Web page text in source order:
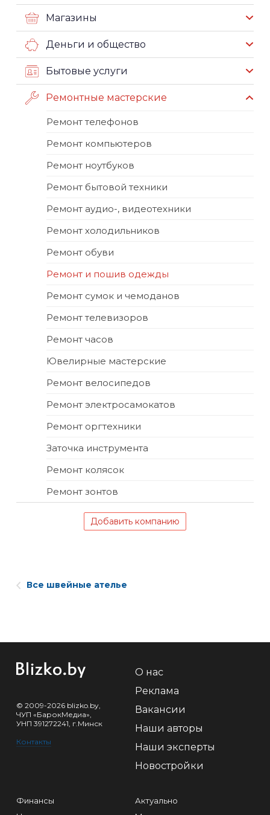
Магазины
Деньги и общество
Бытовые услуги
Ремонтные мастерские
Ремонт телефонов
Ремонт компьютеров
Ремонт ноутбуков
Ремонт бытовой техники
Ремонт аудио-, видеотехники
Ремонт холодильников
Ремонт обуви
Ремонт и пошив одежды
Ремонт сумок и чемоданов
Ремонт телевизоров
Ремонт часов
Ювелирные мастерские
Ремонт велосипедов
Ремонт электросамокатов
Ремонт оргтехники
Заточка инструмента
Ремонт колясок
Ремонт зонтов
Добавить компанию
Все швейные ателье
© 2009-2026 blizko.by,
ЧУП «БарокМедиа»,
УНП 391272241, г.Минск
Контакты
О нас
Реклама
Вакансии
Наши авторы
Наши эксперты
Новостройки
Финансы
Актуально